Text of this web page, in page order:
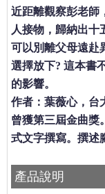
近距離觀察彭老師
人接物，歸納出十
可以別離父母遠赴
選擇放下? 這本書
的影響。
作者：葉薇心，台
曾獲第三屆金曲獎
式文字撰寫。撰述
產品說明